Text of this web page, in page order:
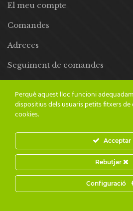
El meu compte
Comandes
Adreces
Seguiment de comandes
© 2024 Adesiara Editorial | Tots els
IVA inclòs |
Perquè aquest lloc funcioni
dispositius dels usuaris petits fitxers
cookies.
Acceptar
Rebutjar
Configuració